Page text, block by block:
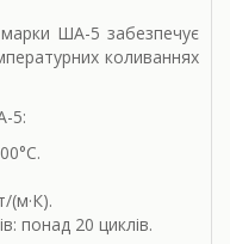
ША-5 забезпечує
коливаннях
5:
(м·К).
понад 20 циклів.